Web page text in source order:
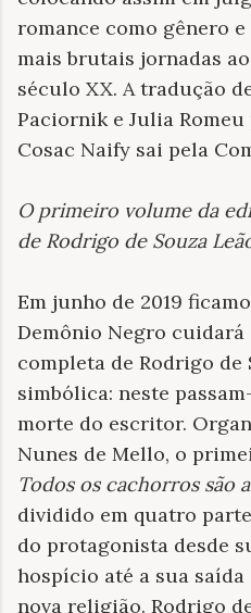
romance como gênero
mais brutais jornadas
século XX. A tradução
Paciornik e Julia
Cosac Naify sai pela
O primeiro volume da
de Rodrigo de Souza
Em junho de 2019
Demônio Negro
completa de Rodrigo de
simbólica: neste
morte do escritor.
Nunes de Mello, o
Todos os cachorros são
dividido em quatro
do protagonista desde
hospício até a sua
nova religião. Rodrigo